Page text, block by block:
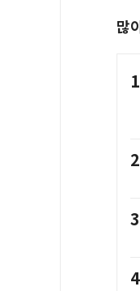
많
1
2
3
4